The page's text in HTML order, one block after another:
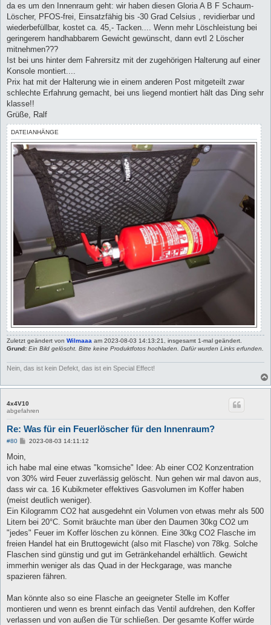
a
da es um den Innenraum geht: wir haben diesen Gloria A B F Schaum-
Löscher, PFOS-frei, Einsatzfähig bis -30 Grad Celsius , revidierbar und
wiederbefüllbar, kostet ca. 45,- Tacken.... Wenn mehr Löschleistung bei
geringerem handhabbarem Gewicht gewünscht, dann evtl 2 Löscher
mitnehmen???
Ist bei uns hinter dem Fahrersitz mit der zugehörigen Halterung auf einer
Konsole montiert....
Prix hat mit der Halterung wie in einem anderen Post mitgeteilt zwar
schlechte Erfahrung gemacht, bei uns liegend montiert hält das Ding sehr
klasse!!
Grüße, Ralf
DATEIANHÄNGE
Zuletzt geändert von Wilmaaa am 2023-08-03 14:13:21, insgesamt 1-mal geändert.
Grund: Ein Bild gelöscht. Bitte keine Produktfotos hochladen. Dafür wurden Links erfunden.
Nein, das ist kein Defekt, das ist ein Special Effect!
4x4V10
abgefahren
Re: Was für ein Feuerlöscher für den Innenraum?
#80
B
r
a
2023-08-03 14:11:12
Moin,
ich habe mal eine etwas "komsiche" Idee: Ab einer CO2 Konzentration
von 30% wird Feuer zuverlässig gelöscht. Nun gehen wir mal davon aus,
dass wir ca. 16 Kubikmeter effektives Gasvolumen im Koffer haben
(meist deutlich weniger).
Ein Kilogramm CO2 hat ausgedehnt ein Volumen von etwas mehr als 500
Litern bei 20°C. Somit bräuchte man über den Daumen 30kg CO2 um
"jedes" Feuer im Koffer löschen zu können. Eine 30kg CO2 Flasche im
freien Handel hat ein Bruttogewicht (also mit Flasche) von 78kg. Solche
Flaschen sind günstig und gut im Getränkehandel erhältlich. Gewicht
immerhin weniger als das Quad in der Heckgarage, was manche
spazieren fähren.
Man könnte also so eine Flasche an geeigneter Stelle im Koffer
montieren und wenn es brennt einfach das Ventil aufdrehen, den Koffer
verlassen und von außen die Tür schließen. Der gesamte Koffer würde